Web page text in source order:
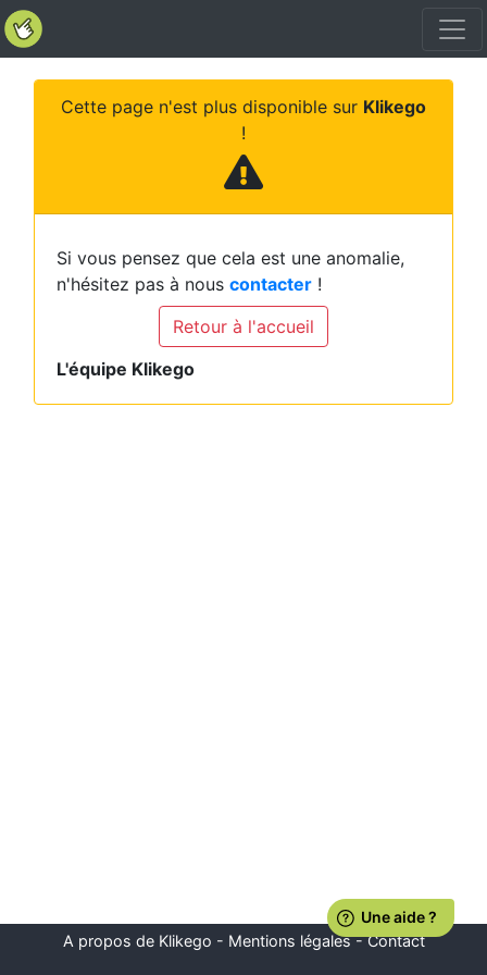
Cette page n'est plus disponible sur Klikego
!
Si vous pensez que cela est une anomalie,
n'hésitez pas à nous contacter !
Retour à l'accueil
L'équipe Klikego
A propos de Klikego - Mentions légales-Contact